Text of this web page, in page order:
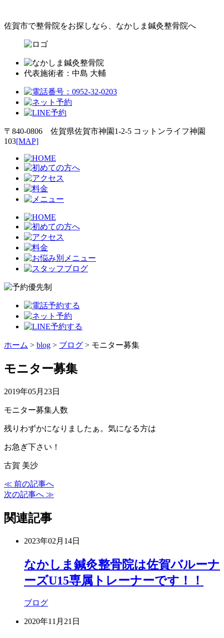
佐賀市で整骨院をお探しなら、なかしま鍼灸整骨院へ
代表施術者：中島 大輔
〒840-0806 佐賀県佐賀市神園1-2-5 コットンライフ神園
103[MAP]
ホーム > blog > ブログ > モニター募集
モニター募集
2019年05月23日
モニター募集人数
残りわずかになりましたぁ。気になる方は
お急ぎ下さい！
古賀 美沙
≪ 前の記事へ
次の記事へ ≫
関連記事
2023年02月14日
なかしま鍼灸整骨院は佐賀バルーナ
ーズU15専属トレーナーです！！
ブログ
2020年11月21日